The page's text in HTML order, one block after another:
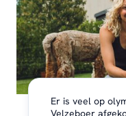
Er is veel op
Velzeboer